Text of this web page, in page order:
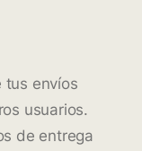
tus envíos
usuarios.
de entrega